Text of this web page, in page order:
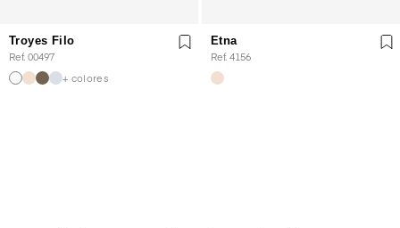
Troyes Filo
Ref. 00497
+ colores
Etna
Ref. 4156